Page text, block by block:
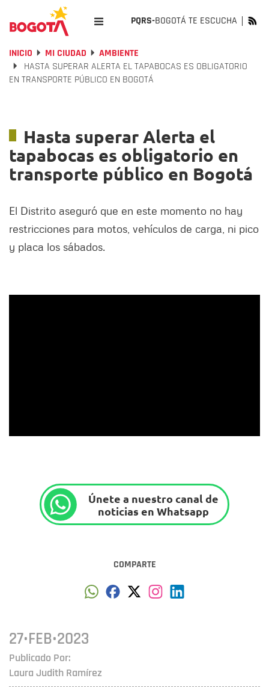
PQRS-BOGOTÁ TE ESCUCHA
INICIO MI CIUDAD
AMBIENTE
HASTA SUPERAR ALERTA EL TAPABOCAS ES OBLIGATORIO
EN TRANSPORTE PÚBLICO EN BOGOTÁ
Hasta superar Alerta el
tapabocas es obligatorio en
transporte público en Bogotá
El Distrito aseguró que en este momento no hay
restricciones para motos, vehículos de carga, ni pico
y placa los sábados.
Únete a nuestro canal de
noticias en Whatsapp
COMPARTE
Publicado Por:
Laura Judith Ramírez
27•FEB•2023